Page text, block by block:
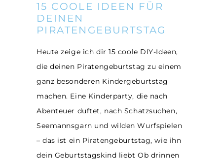
15 COOLE IDEEN FÜR
DEINEN
PIRATENGEBURTSTAG
Heute zeige ich dir 15 coole DIY-Ideen,
die deinen Piratengeburtstag zu einem
ganz besonderen Kindergeburtstag
machen. Eine Kinderparty, die nach
Abenteuer duftet, nach Schatzsuchen,
Seemannsgarn und wilden Wurfspielen
– das ist ein Piratengeburtstag, wie ihn
dein Geburtstagskind liebt Ob drinnen